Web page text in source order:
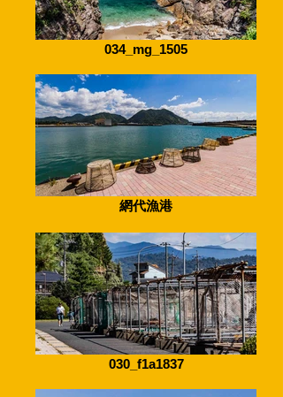
034_mg_1505
網代漁港
030_f1a1837